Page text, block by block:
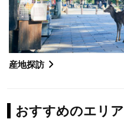
産地探訪
おすすめのエリア